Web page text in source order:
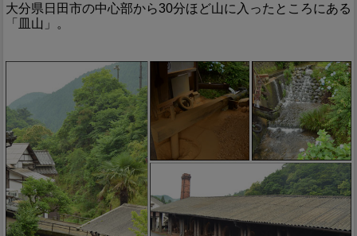
大分県日田市の中心部から30分ほど山に入ったところにある
「皿山」。